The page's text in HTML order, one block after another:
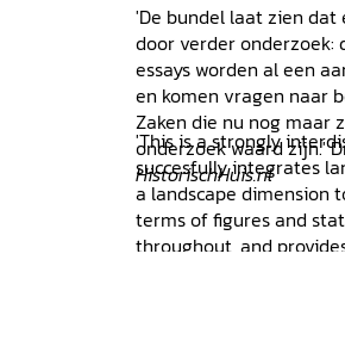
'De bundel laat zien
door verder onderzoek:
essays worden al een
en komen vragen naar
Zaken die nu nog maar
onderzoek waard zijn.'
HistorischHuis.nl
'This is a strongly
succesfully integrates
a landscape dimension
terms of figures and
throughout, and
institutions that have